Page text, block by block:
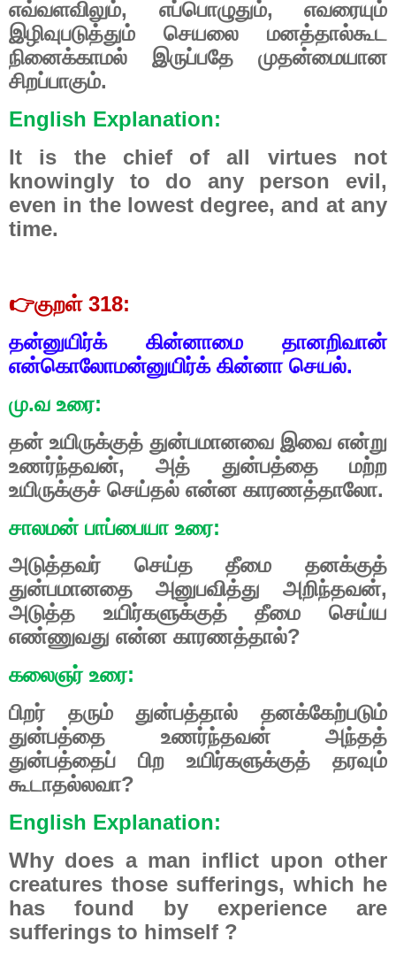
எவ்வளவிலும், எப்பொழுதும், எவரையும்
இழிவுபடுத்தும் செயலை மனத்தால்கூட
நினைக்காமல் இருப்பதே முதன்மையான
சிறப்பாகும்.
English Explanation:
It is the chief of all virtues not
knowingly to do any person evil,
even in the lowest degree, and at any
time.
👉குறள் 318:
தன்னுயிர்க் கின்னாமை தானறிவான்
என்கொலோமன்னுயிர்க் கின்னா செயல்.
மு.வ உரை:
தன் உயிருக்குத் துன்பமானவை இவை என்று
உணர்ந்தவன், அத் துன்பத்தை மற்ற
உயிருக்குச் செய்தல் என்ன காரணத்தாலோ.
சாலமன் பாப்பையா உரை:
அடுத்தவர் செய்த தீமை தனக்குத்
துன்பமானதை அனுபவித்து அறிந்தவன்,
அடுத்த உயிர்களுக்குத் தீமை செய்ய
எண்ணுவது என்ன காரணத்தால்?
கலைஞர் உரை:
பிறர் தரும் துன்பத்தால் தனக்கேற்படும்
துன்பத்தை உணர்ந்தவன் அந்தத்
துன்பத்தைப் பிற உயிர்களுக்குத் தரவும்
கூடாதல்லவா?
English Explanation:
Why does a man inflict upon other
creatures those sufferings, which he
has found by experience are
sufferings to himself ?